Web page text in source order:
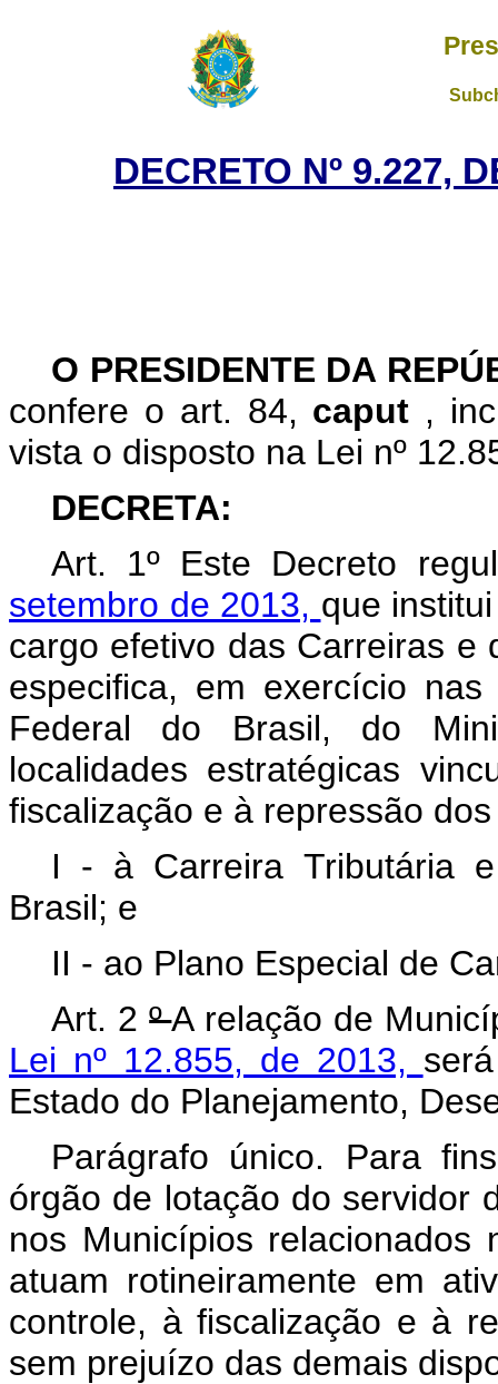
DECRETO Nº 9.227,
O PRESIDENTE DA
confere o art. 84, caput ,
vista o disposto na Lei nº
DECRETA:
Art. 1º Este Decreto
setembro de 2013, que
cargo efetivo das Carreiras e
especifica, em exercício
Federal do Brasil, do
localidades estratégicas
fiscalização e à repressão
I - à Carreira Tributária
Brasil; e
II - ao Plano Especial de
Art. 2ºA relação de
Lei nº 12.855, de 2013,
Estado do Planejamento,
Parágrafo único. Para
órgão de lotação do servidor
nos Municípios
atuam rotineiramente em
controle, à fiscalização e à
sem prejuízo das demais